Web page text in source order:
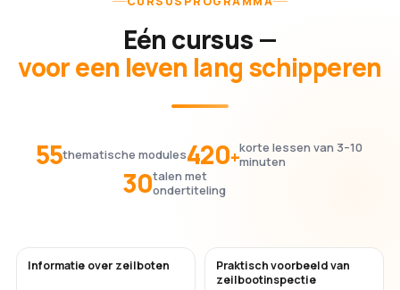
Eén cursus —
voor een leven lang schipperen
55thematische modules420+korte lessen van 3–10
minuten
30talen met
ondertiteling
Informatie over zeilboten
Praktisch voorbeeld van
zeilbootinspectie